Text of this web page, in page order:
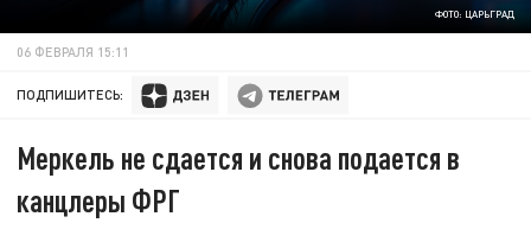
ФОТО: ЦАРЬГРАД
06 ФЕВРАЛЯ 15:11
ПОДПИШИТЕСЬ:
Меркель не сдается и снова подается в
канцлеры ФРГ